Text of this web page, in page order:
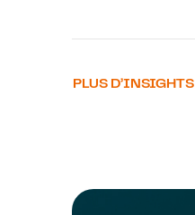
PLUS D’INSIGHTS